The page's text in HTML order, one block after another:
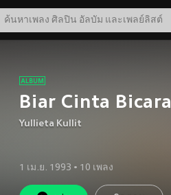
Biar Cinta Bicara
Yullieta Kullit
1 เม.ย. 1993 • 10 เพลง